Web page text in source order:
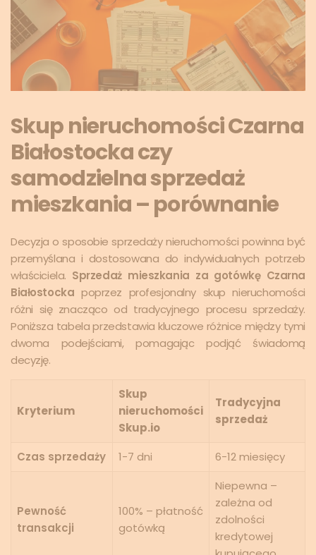
Skup nieruchomości Czarna
Białostocka czy
samodzielna sprzedaż
mieszkania – porównanie
Decyzja o sposobie sprzedaży nieruchomości powinna być
przemyślana i dostosowana do indywidualnych potrzeb
właściciela. Sprzedaż mieszkania za gotówkę Czarna
Białostocka poprzez profesjonalny skup nieruchomości
różni się znacząco od tradycyjnego procesu sprzedaży.
Poniższa tabela przedstawia kluczowe różnice między tymi
dwoma podejściami, pomagając podjąć świadomą
decyzję.
Kryterium
Skup
nieruchomości
Skup.io
Tradycyjna
sprzedaż
Czas sprzedaży 1-7 dni 6-12 miesięcy
Pewność
transakcji
100% – płatność
gotówką
Niepewna –
zależna od
zdolności
kredytowej